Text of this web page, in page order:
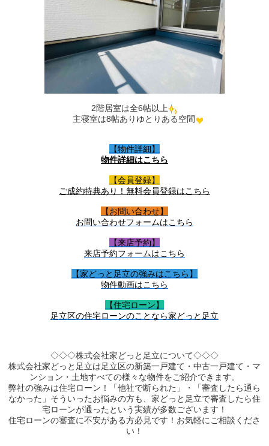
2階居室は全6帖以上
主寝室は8帖ありゆとりある空間
【物件詳細】
物件詳細はこちら
【会員登録】
ご成約特典あり！無料会員登録はこちら
【お問い合わせ】
お問い合わせフォームはこちら
【来店予約】
来店予約フォームはこちら
【家どっと足立の強みはこちら】
物件動画はこちら
【住宅ローン】
足立区の住宅ローンのことなら家どっと足立
◇◇◇株式会社家どっと足立について◇◇◇
株式会社家どっと足立は足立区の新築一戸建て・中古一戸建て・マ
ンション・土地すべての様々な物件をご紹介できます。
弊社の強みは住宅ローン！「他社で断られた」・「審査したら通ら
なかった」そういったお悩みの方も、家どっと足立で審査したら住
宅ローンが通ったという実績が多数ございます！
住宅ローンの審査に不安がある方必見です！お気軽にご相談くださ
い！